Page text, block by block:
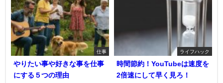
仕事
やりたい事や好きな事を仕事
にする５つの理由
ライフハック
時間節約！YouTubeは速度を
2倍速にして早く見ろ！